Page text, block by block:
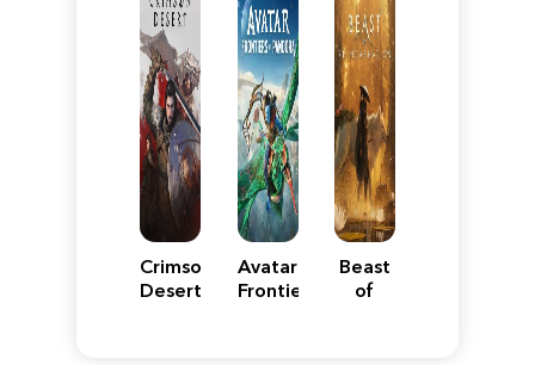
Crimson
Desert
Avatar:
Frontiers
Beast
of